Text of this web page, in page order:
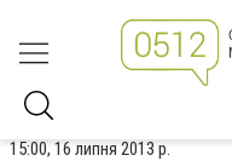
15:00, 16 липня 2013 р.